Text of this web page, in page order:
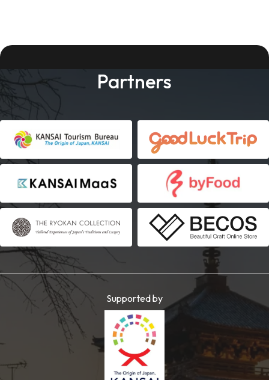
Partners
Supported by